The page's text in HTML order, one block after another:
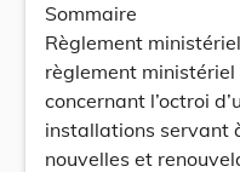
Sommaire
Règlement
règlement
concernant l’octroi
installations servant
nouvelles et